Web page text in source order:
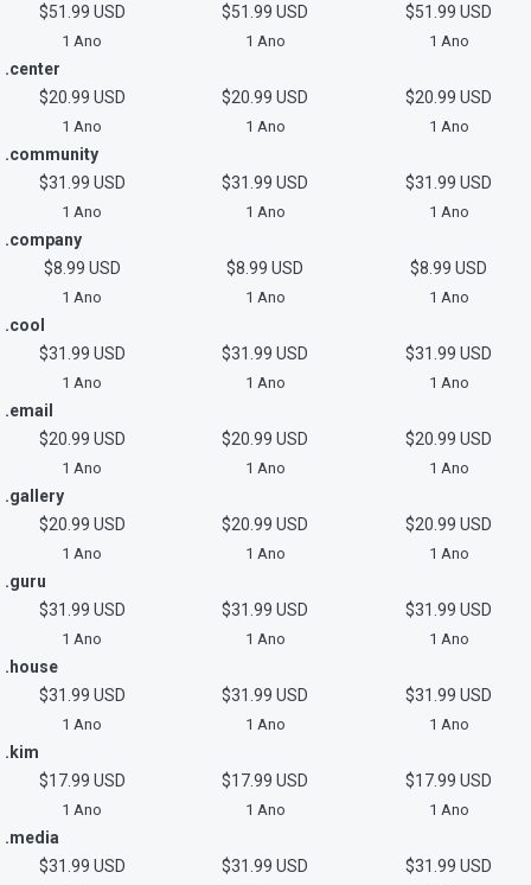
$51.99 USD
1 Ano
$51.99 USD
1 Ano
$51.99 USD
1 Ano
.center
$20.99 USD
1 Ano
$20.99 USD
1 Ano
$20.99 USD
1 Ano
.community
$31.99 USD
1 Ano
$31.99 USD
1 Ano
$31.99 USD
1 Ano
.company
$8.99 USD
1 Ano
$8.99 USD
1 Ano
$8.99 USD
1 Ano
.cool
$31.99 USD
1 Ano
$31.99 USD
1 Ano
$31.99 USD
1 Ano
.email
$20.99 USD
1 Ano
$20.99 USD
1 Ano
$20.99 USD
1 Ano
.gallery
$20.99 USD
1 Ano
$20.99 USD
1 Ano
$20.99 USD
1 Ano
.guru
$31.99 USD
1 Ano
$31.99 USD
1 Ano
$31.99 USD
1 Ano
.house
$31.99 USD
1 Ano
$31.99 USD
1 Ano
$31.99 USD
1 Ano
.kim
$17.99 USD
1 Ano
$17.99 USD
1 Ano
$17.99 USD
1 Ano
.media
$31.99 USD
$31.99 USD $31.99 USD